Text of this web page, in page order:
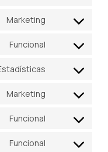
service
messenger
Marketing
Consent
google-
Funcional
Consent
google-
Consent
google-
Marketing
Consent
hubspot
Funcional
Consent
Funcional
Consent